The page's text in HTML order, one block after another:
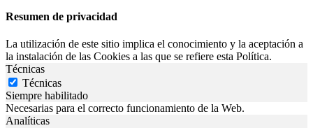
Resumen de privacidad
La utilización de este sitio implica el conocimiento y la aceptación a
la instalación de las Cookies a las que se refiere esta Política.
Técnicas
Técnicas
Siempre habilitado
Necesarias para el correcto funcionamiento de la Web.
Analíticas